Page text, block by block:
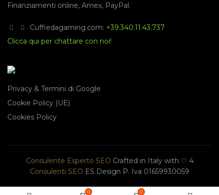
Finanziamenti online, Amex, PayPal .
Cuffiedagaming.com: +39.340.11.43.737
Clicca qui per chattare con noi!
Privacy & Termini di Google
Cookie Policy (UE)
Cookies Policy
Consulente Esperto SEO Crafted in Italy with ♡ 4
Consulenti SEO ES Design P. Iva 01659930059
0 0